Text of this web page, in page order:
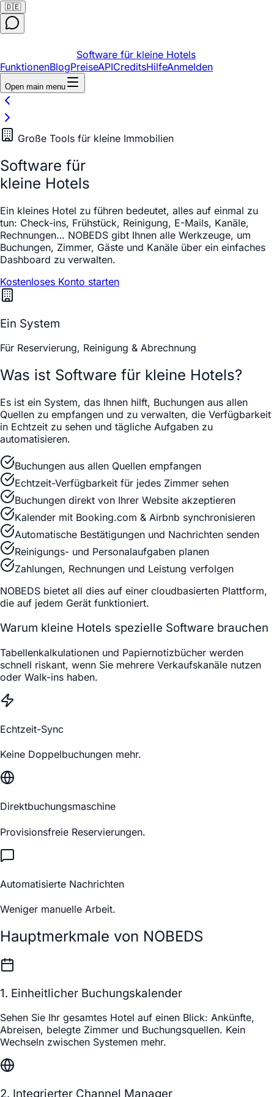
🇩🇪
Software für kleine Hotels
FunktionenBlogPreiseAPICreditsHilfeAnmelden
Open main menu
Große Tools für kleine Immobilien
Software für
kleine Hotels
Ein kleines Hotel zu führen bedeutet, alles auf einmal zu
tun: Check-ins, Frühstück, Reinigung, E-Mails, Kanäle,
Rechnungen… NOBEDS gibt Ihnen alle Werkzeuge, um
Buchungen, Zimmer, Gäste und Kanäle über ein einfaches
Dashboard zu verwalten.
Kostenloses Konto starten
Ein System
Für Reservierung, Reinigung & Abrechnung
Was ist Software für kleine Hotels?
Es ist ein System, das Ihnen hilft, Buchungen aus allen
Quellen zu empfangen und zu verwalten, die Verfügbarkeit
in Echtzeit zu sehen und tägliche Aufgaben zu
automatisieren.
Buchungen aus allen Quellen empfangen
Echtzeit-Verfügbarkeit für jedes Zimmer sehen
Buchungen direkt von Ihrer Website akzeptieren
Kalender mit Booking.com & Airbnb synchronisieren
Automatische Bestätigungen und Nachrichten senden
Reinigungs- und Personalaufgaben planen
Zahlungen, Rechnungen und Leistung verfolgen
NOBEDS bietet all dies auf einer cloudbasierten Plattform,
die auf jedem Gerät funktioniert.
Warum kleine Hotels spezielle Software brauchen
Tabellenkalkulationen und Papiernotizbücher werden
schnell riskant, wenn Sie mehrere Verkaufskanäle nutzen
oder Walk-ins haben.
Echtzeit-Sync
Keine Doppelbuchungen mehr.
Direktbuchungsmaschine
Provisionsfreie Reservierungen.
Automatisierte Nachrichten
Weniger manuelle Arbeit.
Hauptmerkmale von NOBEDS
1. Einheitlicher Buchungskalender
Sehen Sie Ihr gesamtes Hotel auf einen Blick: Ankünfte,
Abreisen, belegte Zimmer und Buchungsquellen. Kein
Wechseln zwischen Systemen mehr.
2. Integrierter Channel Manager